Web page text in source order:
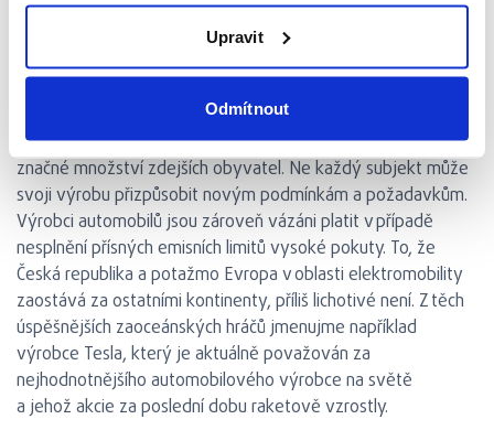
Upravit
Odmítnout
v Evropě, spíše ty poslední. Aktuálně na našem území jezdí
asi 8000 plně bateriových aut. Stát využívání
elektromobilů nijak nepodporuje. Ne nevýznamnou otázkou
Průmyslové podniky, které vyrábějí nebo kompletují vozidla
nebo jejich komponenty, vytvářejí pracovní příležitosti pro
značné množství zdejších obyvatel. Ne každý subjekt může
svoji výrobu přizpůsobit novým podmínkám a požadavkům.
Výrobci automobilů jsou zároveň vázáni platit v případě
nesplnění přísných emisních limitů vysoké pokuty. To, že
Česká republika a potažmo Evropa v oblasti elektromobility
zaostává za ostatními kontinenty, příliš lichotivé není. Z těch
úspěšnějších zaoceánských hráčů jmenujme například
výrobce Tesla, který je aktuálně považován za
nejhodnotnějšího automobilového výrobce na světě
a jehož akcie za poslední dobu raketově vzrostly.